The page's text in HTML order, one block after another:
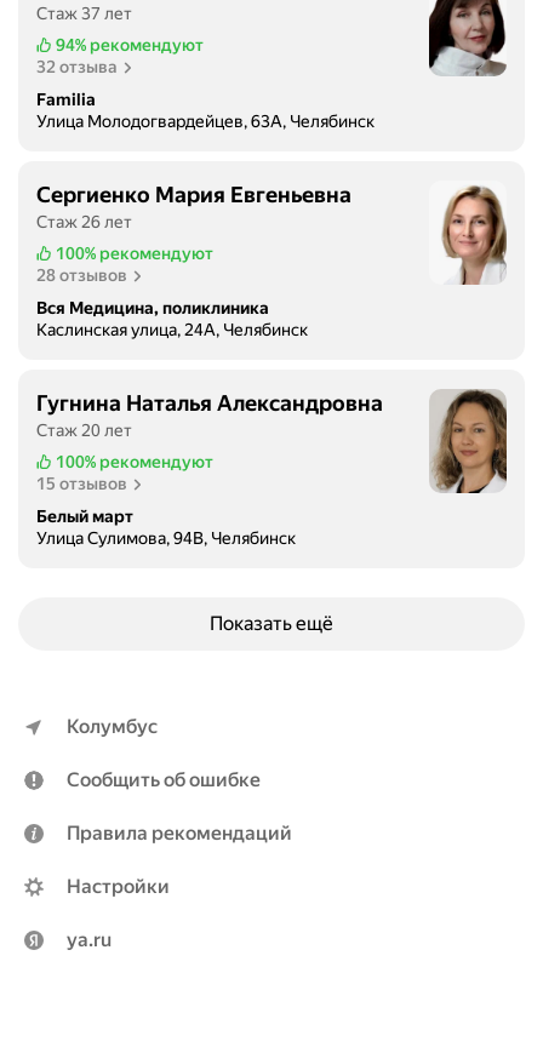
Стаж 37 лет
94% рекомендуют
32 отзыва
Familia
Улица Молодогвардейцев, 63А, Челябинск
Сергиенко Мария Евгеньевна
Стаж 26 лет
100% рекомендуют
28 отзывов
Вся Медицина, поликлиника
Каслинская улица, 24А, Челябинск
Гугнина Наталья Александровна
Стаж 20 лет
100% рекомендуют
15 отзывов
Белый март
Улица Сулимова, 94В, Челябинск
Показать ещё
Колумбус
Сообщить об ошибке
Правила рекомендаций
Настройки
ya.ru